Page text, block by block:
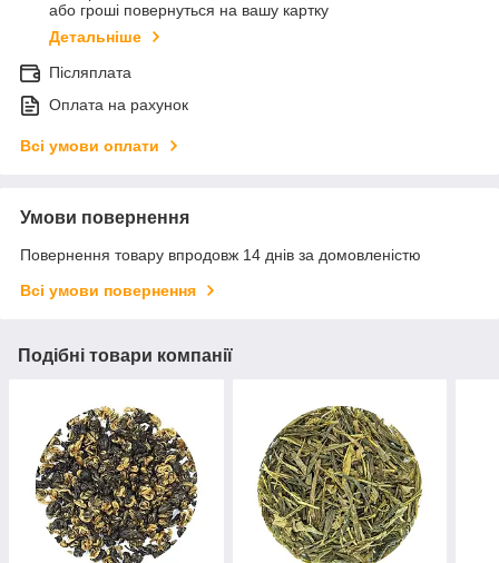
або гроші повернуться на вашу картку
Детальніше
Післяплата
Оплата на рахунок
Всі умови оплати
Умови повернення
Повернення товару впродовж 14 днів за домовленістю
Всі умови повернення
Подібні товари компанії